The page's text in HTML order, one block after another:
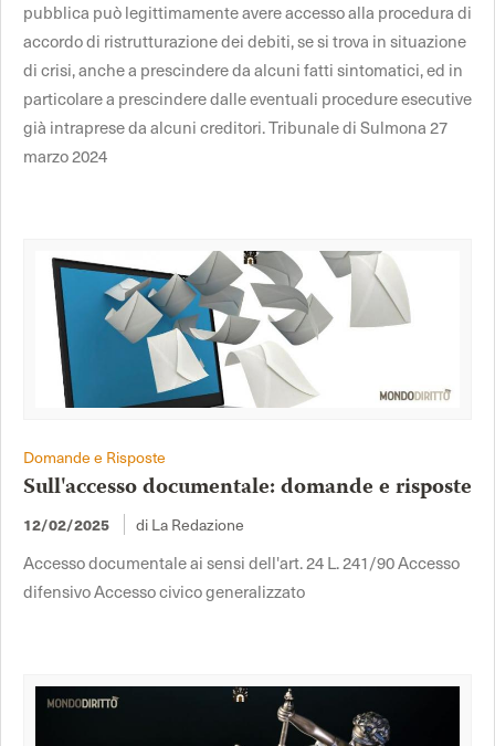
pubblica può legittimamente avere accesso alla procedura di
accordo di ristrutturazione dei debiti, se si trova in situazione
di crisi, anche a prescindere da alcuni fatti sintomatici, ed in
particolare a prescindere dalle eventuali procedure esecutive
già intraprese da alcuni creditori. Tribunale di Sulmona 27
marzo 2024
Domande e Risposte
Sull'accesso documentale: domande e risposte
12/02/2025 di La Redazione
Accesso documentale ai sensi dell'art. 24 L. 241/90 Accesso
difensivo Accesso civico generalizzato